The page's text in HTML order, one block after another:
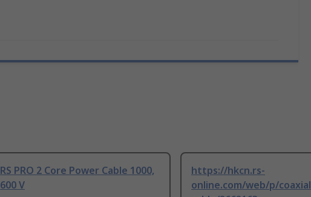
RS PRO 2 Core Power Cable 1000,
600 V
https://hkcn.rs-
online.com/web/p/